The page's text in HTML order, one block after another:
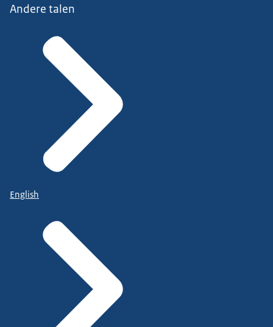
Andere talen
English